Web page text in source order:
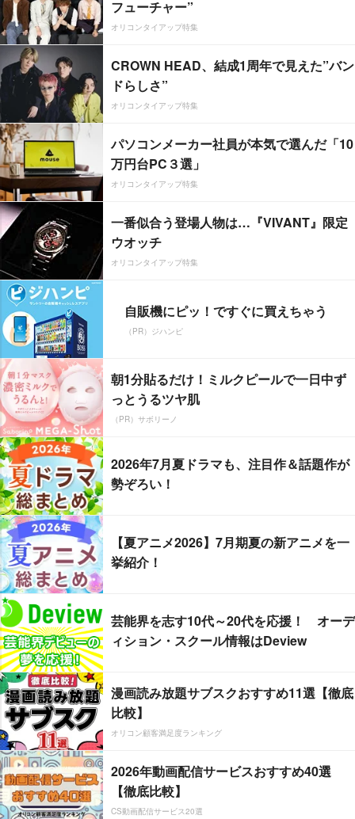
フューチャー”
オリコンタイアップ特集
CROWN HEAD、結成1周年で見えた”バン
ドらしさ”
オリコンタイアップ特集
パソコンメーカー社員が本気で選んだ「10
万円台PC３選」
オリコンタイアップ特集
一番似合う登場人物は…『VIVANT』限定
ウオッチ
オリコンタイアップ特集
自販機にピッ！ですぐに買えちゃう
（PR）ジハンピ
朝1分貼るだけ！ミルクピールで一日中ず
っとうるツヤ肌
（PR）サボリーノ
2026年7月夏ドラマも、注目作＆話題作が
勢ぞろい！
【夏アニメ2026】7月期夏の新アニメを一
挙紹介！
芸能界を志す10代～20代を応援！ オーデ
ィション・スクール情報はDeview
漫画読み放題サブスクおすすめ11選【徹底
比較】
オリコン顧客満足度ランキング
2026年動画配信サービスおすすめ40選
【徹底比較】
CS動画配信サービス20選